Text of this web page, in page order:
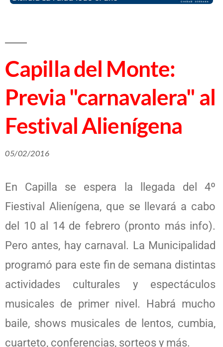
Capilla del Monte:
Previa "carnavalera" al
Festival Alienígena
05/02/2016
En Capilla se espera la llegada del 4º
Fiestival Alienígena, que se llevará a cabo
del 10 al 14 de febrero (pronto más info).
Pero antes, hay carnaval. La Municipalidad
programó para este fin de semana distintas
actividades culturales y espectáculos
musicales de primer nivel. Habrá mucho
baile, shows musicales de lentos, cumbia,
cuarteto, conferencias, sorteos y más.